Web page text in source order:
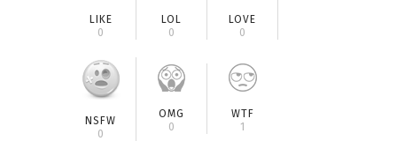
LIKE
0
LOL
0
LOVE
0
NSFW
0
OMG
0
WTF
1